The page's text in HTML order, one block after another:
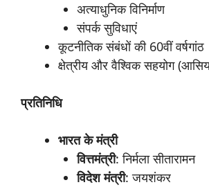
अत्याधुनिक विनिर्माण
संपर्क सुविधाएं
कूटनीतिक संबंधों की 60वीं वर्षगांठ
क्षेत्रीय और वैश्विक सहयोग
प्रतिनिधि
भारत के मंत्री
वित्तमंत्री: निर्मला सीतारामन
विदेश मंत्री: जयशंकर